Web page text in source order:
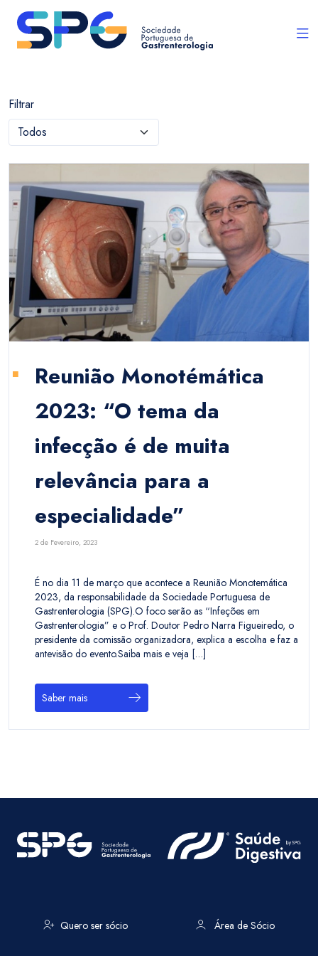
Filtrar
Reunião Monotémática
2023: “O tema da
infecção é de muita
relevância para a
especialidade”
2 de Fevereiro, 2023
É no dia 11 de março que acontece a Reunião Monotemática
2023, da responsabilidade da Sociedade Portuguesa de
Gastrenterologia (SPG).O foco serão as “Infeções em
Gastrenterologia” e o Prof. Doutor Pedro Narra Figueiredo, o
presidente da comissão organizadora, explica a escolha e faz a
antevisão do evento.Saiba mais e veja […]
Saber mais
Quero ser sócio Área de Sócio